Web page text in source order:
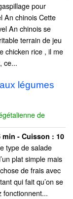
pour
An chinois Cette
An chinois se
terrain de jeu
chicken rice , il me
ce...
légumes
de
min - Cuisson : 10
type de salade
plat simple mais
de frais avec
qui fait qu’on se
fonctionnent...